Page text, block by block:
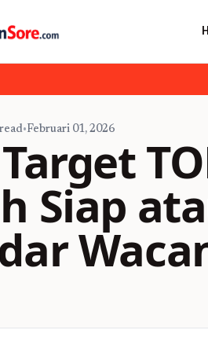
•Februari 01, 2026
Siap